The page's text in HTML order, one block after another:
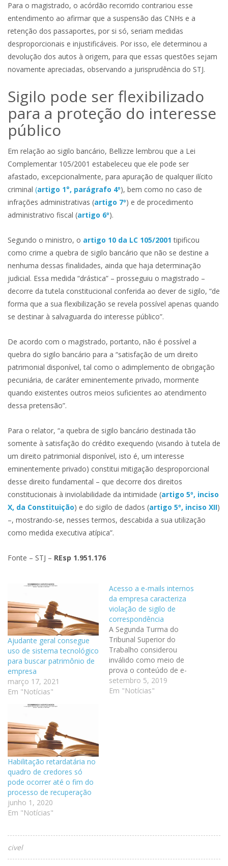
Para o magistrado, o acórdão recorrido contrariou esse
entendimento ao afirmar que a suspensão das CNHs e a
retenção dos passaportes, por si só, seriam medidas
desproporcionais e injustificáveis. Por isso, ele determinou a
devolução dos autos à origem, para que essas questões sejam
novamente apreciadas, observando a jurisprudência do STJ.
Sigilo pode ser flexibilizado
para a proteção do interesse
público
Em relação ao sigilo bancário, Bellizze lembrou que a Lei
Complementar 105/2001 estabeleceu que ele pode ser
afastado, excepcionalmente, para apuração de qualquer ilícito
criminal (artigo 1°, parágrafo 4º), bem como no caso de
infrações administrativas (artigo 7º) e de procedimento
administrativo fiscal (artigo 6º).
Segundo o ministro, o artigo 10 da LC 105/2001 tipificou
como crime a quebra de sigilo bancário que não se destine a
nenhuma dessas finalidades, ainda que haja determinação
judicial. Essa medida “drástica” – prosseguiu o magistrado –
decorre da tutela constitucional conferida ao dever de sigilo, “de
forma que a sua flexibilização se revela possível apenas quando
se destinar à salvaguarda do interesse público”.
De acordo com o magistrado, portanto, não é possível a
quebra do sigilo bancário para a “satisfação de um direito
patrimonial disponível, tal como o adimplemento de obrigação
pecuniária, de caráter eminentemente privado, mormente
quando existentes outros meios suficientes ao atendimento
dessa pretensão”.
Para o relator, “a quebra de sigilo bancário destinada tão
somente à satisfação do crédito exequendo (visando à tutela de
um direito patrimonial disponível, isto é, um interesse
eminentemente privado) constitui mitigação desproporcional
desse direito fundamental – que decorre dos direitos
constitucionais à inviolabilidade da intimidade (artigo 5º, inciso
X, da Constituição) e do sigilo de dados (artigo 5º, inciso XII)
–, mostrando-se, nesses termos, descabida a sua utilização
como medida executiva atípica”.
Fonte – STJ – REsp 1.951.176
Ajudante geral consegue
uso de sistema tecnológico
para buscar patrimônio de
empresa
março 17, 2021
Em "Notícias"
Acesso a e-mails internos
da empresa caracteriza
violação de sigilo de
correspondência
A Segunda Turma do
Tribunal Superior do
Trabalho considerou
inválido como meio de
prova o conteúdo de e-
mails da diretoria da
Prosegur Brasil S/A
setembro 5, 2019
Em "Notícias"
Habilitação retardatária no
quadro de credores só
pode ocorrer até o fim do
processo de recuperação
junho 1, 2020
Em "Notícias"
civel